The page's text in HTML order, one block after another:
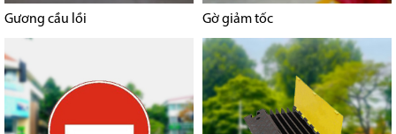
Gương cầu lồi Gờ giảm tốc